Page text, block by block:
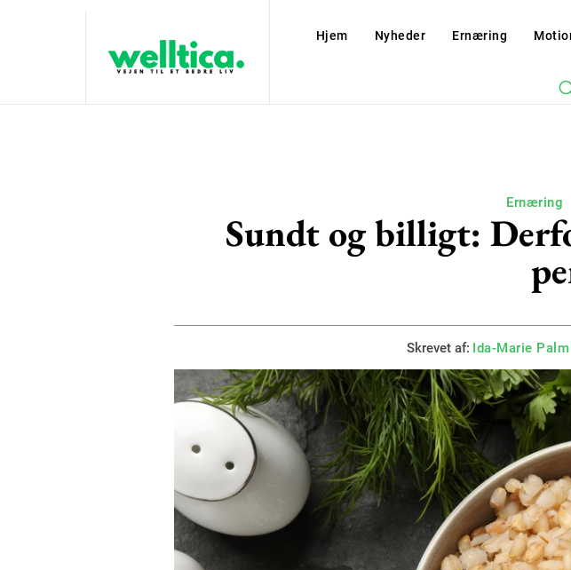
Hjem Nyheder Ernæring
Ernæring
Sundt og billigt:
Skrevet af: Ida-Marie